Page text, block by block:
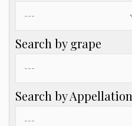
Search by grape
Search by Appellation